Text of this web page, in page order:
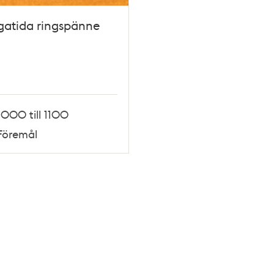
ringspänne
till 1100